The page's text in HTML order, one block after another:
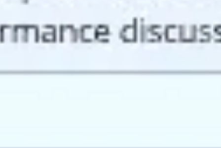
프레젠테이션 및 슬라이드